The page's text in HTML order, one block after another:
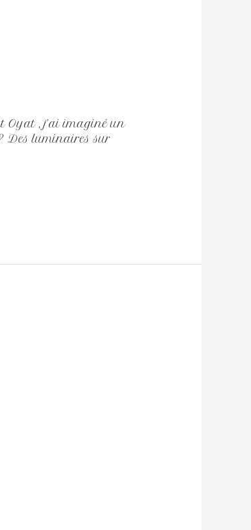
Oyat , j’ai imaginé un
Des luminaires sur